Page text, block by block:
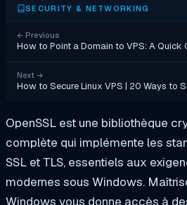
SECURITY & NETWORKING
← Previous
How to Point a Domain to VPS: A Quick
Next →
How to Secure Linux VPS | 20 Ways to
OpenSSL est une bibliothèque
complète qui implémente les
SSL et TLS, essentiels aux
modernes sous Windows.
Windows vous donne accès à